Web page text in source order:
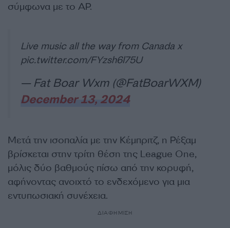
σύμφωνα με το AP.
Live music all the way from Canada x
pic.twitter.com/FYzsh6l75U
— Fat Boar Wxm (@FatBoarWXM)
December 13, 2024
Μετά την ισοπαλία με την Κέμπριτζ, η Ρέξαμ
βρίσκεται στην τρίτη θέση της League One,
μόλις δύο βαθμούς πίσω από την κορυφή,
αφήνοντας ανοιχτό το ενδεχόμενο για μια
εντυπωσιακή συνέχεια.
ΔΙΑΦΗΜΙΣΗ